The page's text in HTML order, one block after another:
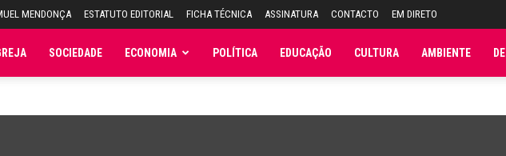
MENDONÇA ESTATUTO EDITORIAL FICHA TÉCNICA ASSINATURA CONTACTO EM DIRETO
SOCIEDADE ECONOMIA POLÍTICA EDUCAÇÃO CULTURA AMBIENTE